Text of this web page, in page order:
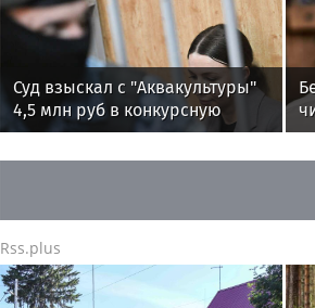
Суд взыскал с "Аквакультуры"
4,5 млн руб в конкурсную
массу Блиновской
Rss.plus